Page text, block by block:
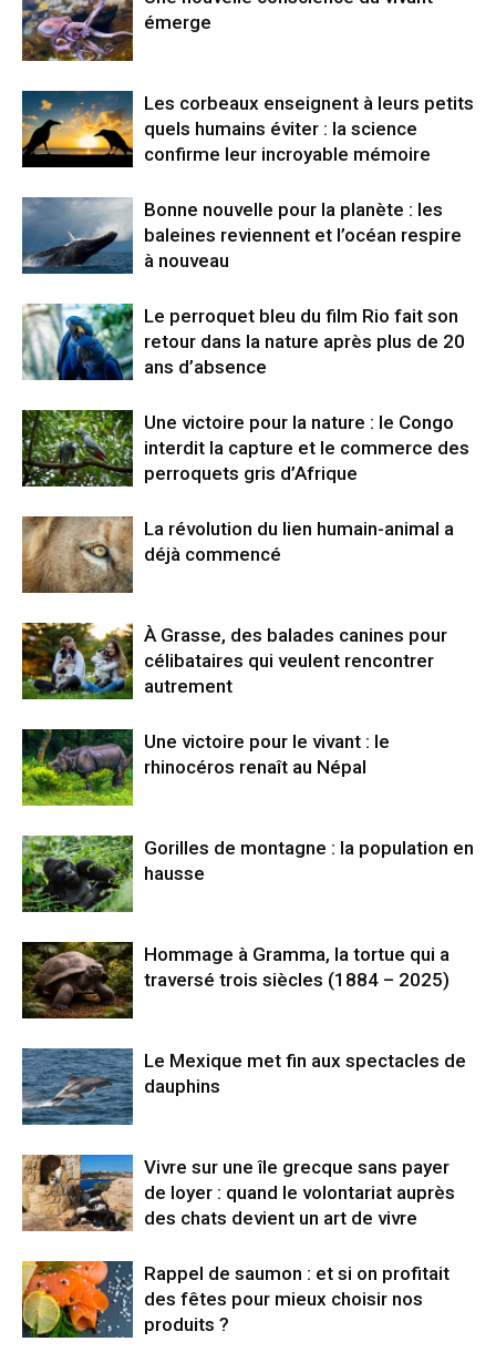
émerge
Les corbeaux enseignent à leurs petits
quels humains éviter : la science
confirme leur incroyable mémoire
Bonne nouvelle pour la planète : les
baleines reviennent et l’océan respire
à nouveau
Le perroquet bleu du film Rio fait son
retour dans la nature après plus de 20
ans d’absence
Une victoire pour la nature : le Congo
interdit la capture et le commerce des
perroquets gris d’Afrique
La révolution du lien humain-animal a
déjà commencé
À Grasse, des balades canines pour
célibataires qui veulent rencontrer
autrement
Une victoire pour le vivant : le
rhinocéros renaît au Népal
Gorilles de montagne : la population en
hausse
Hommage à Gramma, la tortue qui a
traversé trois siècles (1884 – 2025)
Le Mexique met fin aux spectacles de
dauphins
Vivre sur une île grecque sans payer
de loyer : quand le volontariat auprès
des chats devient un art de vivre
Rappel de saumon : et si on profitait
des fêtes pour mieux choisir nos
produits ?